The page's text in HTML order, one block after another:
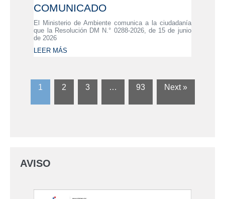
COMUNICADO
El Ministerio de Ambiente comunica a la ciudadanía
que la Resolución DM N.° 0288-2026, de 15 de junio
de 2026
LEER MÁS
1 2 3 … 93 Next »
AVISO